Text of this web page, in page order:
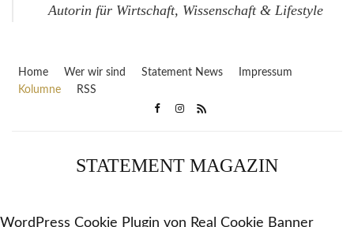
Autorin für Wirtschaft, Wissenschaft & Lifestyle
Home Wer wir sind Statement News
Impressum
Kolumne
RSS
STATEMENT MAGAZIN
WordPress Cookie Plugin von Real Cookie Banner